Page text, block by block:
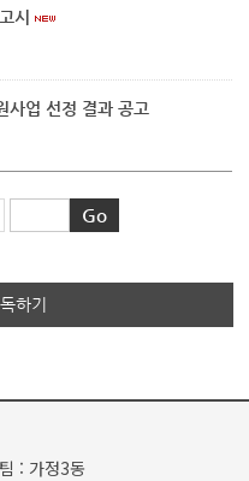
시
사업 선정 결과 공고
하기
: 가정3동